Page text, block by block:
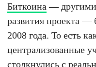
Биткоина — другими
развития проекта
2008 года. То есть
централизованные
столкнулись с